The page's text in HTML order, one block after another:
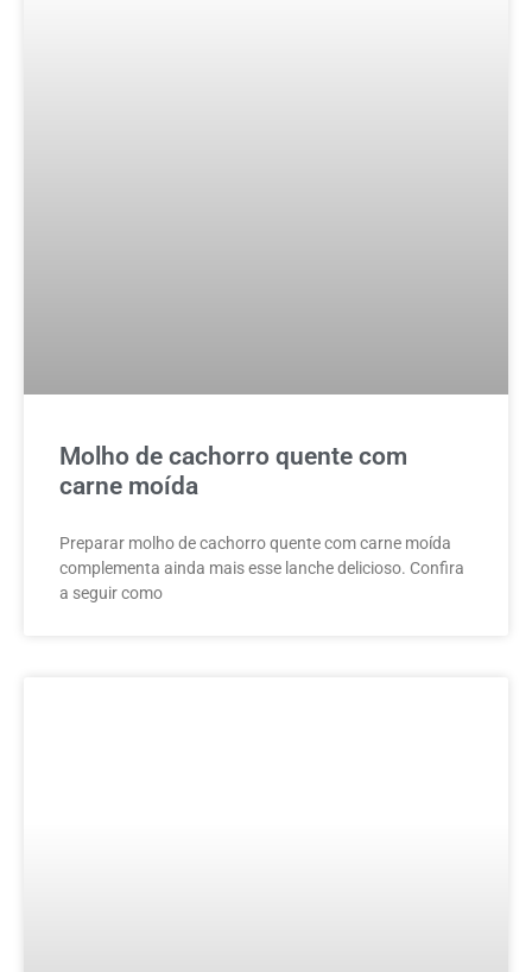
Molho de cachorro quente com
carne moída
Preparar molho de cachorro quente com carne moída
complementa ainda mais esse lanche delicioso. Confira
a seguir como